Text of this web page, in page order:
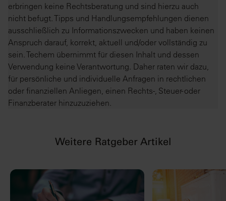
erbringen keine Rechtsberatung und sind hierzu auch
nicht befugt. Tipps und Handlungsempfehlungen dienen
ausschließlich zu Informationszwecken und haben keinen
Anspruch darauf, korrekt, aktuell und/oder vollständig zu
sein. Techem übernimmt für diesen Inhalt und dessen
Verwendung keine Verantwortung. Daher raten wir dazu,
für persönliche und individuelle Anfragen in rechtlichen
oder finanziellen Anliegen, einen Rechts-, Steuer- oder
Finanzberater hinzuzuziehen.
Weitere Ratgeber Artikel